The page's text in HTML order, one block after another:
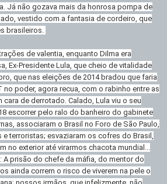
Já não gozava mais da honrosa pompa de
vestido com a fantasia de cordeiro, que
brasileiros.
de valentia, enquanto Dilma era
Ex-Presidente Lula, que cheio de vitalidade
que nas eleições de 2014 bradou que faria
no poder, agora recua, com o rabinho entre as
de derrotado. Calado, Lula viu o seu
escorrer pelo ralo do banheiro do gabinete
associaram o Brasil no Foro de São Paulo,
terroristas; esvaziaram os cofres do Brasil,
no exterior até virarmos chacota mundial...
A prisão do chefe da máfia, do mentor do
ainda correm o risco de viverem na pele o